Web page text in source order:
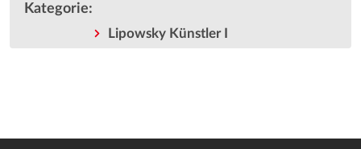
Kategorie:
Lipowsky Künstler I